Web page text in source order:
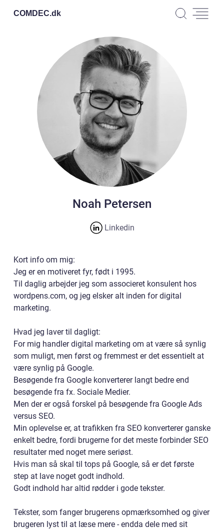
COMDEC.dk
Noah Petersen
Linkedin
Kort info om mig:
Jeg er en motiveret fyr, født i 1995.
Til daglig arbejder jeg som associeret konsulent hos
wordpens.com, og jeg elsker alt inden for digital
marketing.
Hvad jeg laver til dagligt:
For mig handler digital marketing om at være så synlig
som muligt, men først og fremmest er det essentielt at
være synlig på Google.
Besøgende fra Google konverterer langt bedre end
besøgende fra fx. Sociale Medier.
Men der er også forskel på besøgende fra Google Ads
versus SEO.
Min oplevelse er, at trafikken fra SEO konverterer ganske
enkelt bedre, fordi brugerne for det meste forbinder SEO
resultater med noget mere seriøst.
Hvis man så skal til tops på Google, så er det første
step at lave noget godt indhold.
Godt indhold har altid rødder i gode tekster.
Tekster, som fanger brugerens opmærksomhed og giver
brugeren lyst til at læse mere - endda dele med sit